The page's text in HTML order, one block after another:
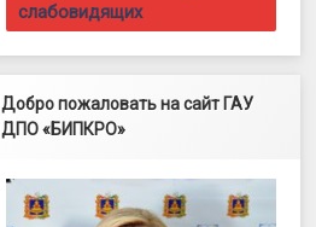
слабовидящих
Добро пожаловать на сайт ГАУ
ДПО «БИПКРО»